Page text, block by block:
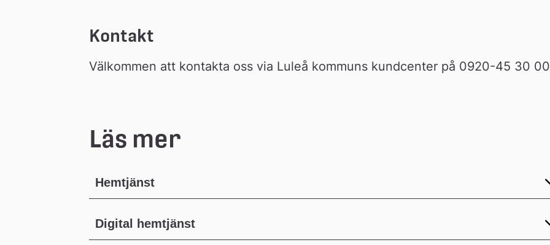
Kontakt
Välkommen att kontakta oss via Luleå kommuns kundcenter på 0920-45 30
Läs mer
Hemtjänst
Digital hemtjänst